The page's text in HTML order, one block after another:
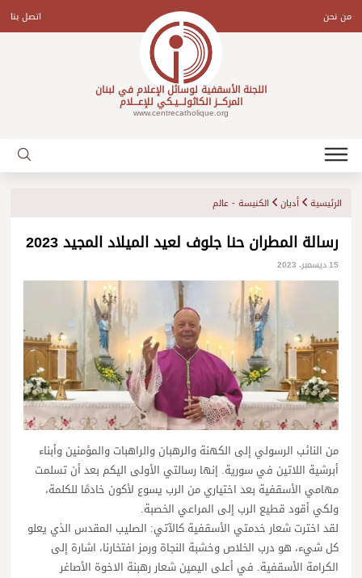
contentمن نحن اتصل بنا
اللجنة الأسقفية لوسائل الإعلام في لبنان
المركـــز الكاثولـــيـكي للإعـــلام
www.centrecatholique.org
الرئيسية أديان الكنيسة - عالم
رسالة المطران حنا جلوف لعيد الميلاد المجيد 2023
15 ديسمبر، 2023
من النائب الرسولي إلى الكهنة والرهبان والراهبات والمؤمنين وأبناء
أبرشية اللاتين في سورية. إنها رسالتي الأولى اليكم بعد أن تسلمت
مهامي الأسقفية بعد اختياري من الرب يسوع لأكون خادمًا للكلمة،
ولكي أقود قطيع الرب إلى المراعي الخصبة.
لقد اخترت شعار خدمتي الأسقفية كالآتي: الصليب المقدس الذي يعلو
كل شيء، هو درب الخلاص وخشبة النجاة ورمز افتخارنا، اشارة إلى
الكرامة الأسقفية. في أعلى اليمين شعار رهبنة الاخوة الأصاغر